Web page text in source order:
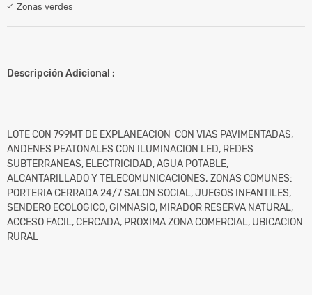
Zonas verdes
Descripción Adicional :
LOTE CON 799MT DE EXPLANEACION CON VIAS PAVIMENTADAS,
ANDENES PEATONALES CON ILUMINACION LED, REDES
SUBTERRANEAS, ELECTRICIDAD, AGUA POTABLE,
ALCANTARILLADO Y TELECOMUNICACIONES. ZONAS COMUNES:
PORTERIA CERRADA 24/7 SALON SOCIAL, JUEGOS INFANTILES,
SENDERO ECOLOGICO, GIMNASIO, MIRADOR RESERVA NATURAL,
ACCESO FACIL, CERCADA, PROXIMA ZONA COMERCIAL, UBICACION
RURAL